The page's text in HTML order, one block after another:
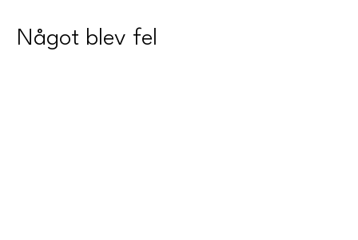
Något blev fel